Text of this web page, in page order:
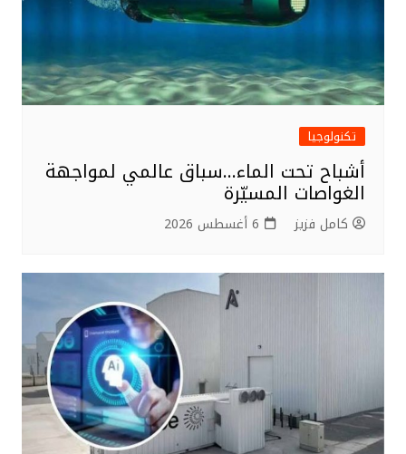
تكنولوجيا
أشباح تحت الماء…سباق عالمي لمواجهة
الغواصات المسيّرة
كامل فزيز 6 أغسطس 2026